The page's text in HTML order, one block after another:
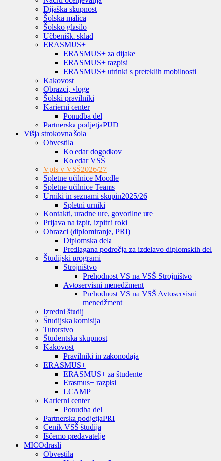
Dijaška skupnost
Šolska malica
Šolsko glasilo
Učbeniški sklad
ERASMUS+
ERASMUS+ za dijake
ERASMUS+ razpisi
ERASMUS+ utrinki s preteklih mobilnosti
Kakovost
Obrazci, vloge
Šolski pravilniki
Karierni center
Ponudba del
Partnerska podjetjaPUD
Višja strokovna šola
Obvestila
Koledar dogodkov
Koledar VSŠ
Vpis v VSŠ2026/27
Spletne učilnice Moodle
Spletne učilnice Teams
Urniki in seznami skupin2025/26
Spletni urniki
Kontakti, uradne ure, govorilne ure
Prijava na izpit, izpitni roki
Obrazci (diplomiranje, PRI)
Diplomska dela
Predlagana področja za izdelavo diplomskih del
Študijski programi
Strojništvo
Prehodnost VS na VSŠ Strojništvo
Avtoservisni menedžment
Prehodnost VS na VSŠ Avtoservisni
menedžment
Izredni študij
Študijska komisija
Tutorstvo
Študentska skupnost
Kakovost
Pravilniki in zakonodaja
ERASMUS+
ERASMUS+ za študente
Erasmus+ razpisi
LCAMP
Karierni center
Ponudba del
Partnerska podjetjaPRI
Cenik VSŠ študija
Iščemo predavatelje
MICOdrasli
Obvestila